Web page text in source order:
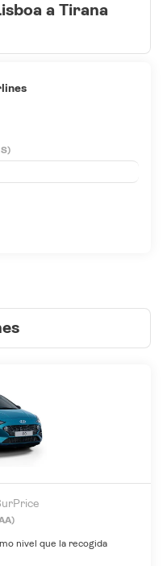
a Tirana
nivel que la recogida